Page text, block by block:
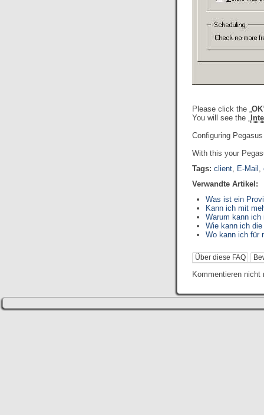
Please click the „OK
You will see the „
Configuring
With this your
Tags: client, E-Mail ,
Verwandte Artikel:
Was ist ein
Kann ich mit
Warum kann ich
Wie kann ich
Wo kann ich für
Über diese FAQ
Kommentieren nicht